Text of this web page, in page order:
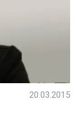
20.03.2015